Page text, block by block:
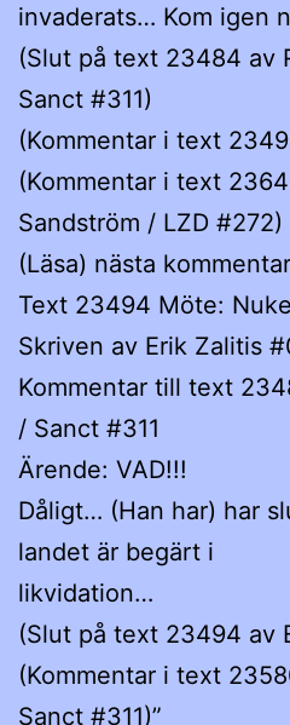
invaderats… Kom igen
(Slut på text 23484 av
Sanct #311)
(Kommentar i text
(Kommentar i text
Sandström / LZD #272)
(Läsa) nästa
Text 23494 Möte:
Skriven av Erik Zalitis
Kommentar till text
/ Sanct #311
Ärende: VAD!!!
Dåligt… (Han har) har
landet är begärt i
likvidation…
(Slut på text 23494 av
(Kommentar i text
Sanct #311)”